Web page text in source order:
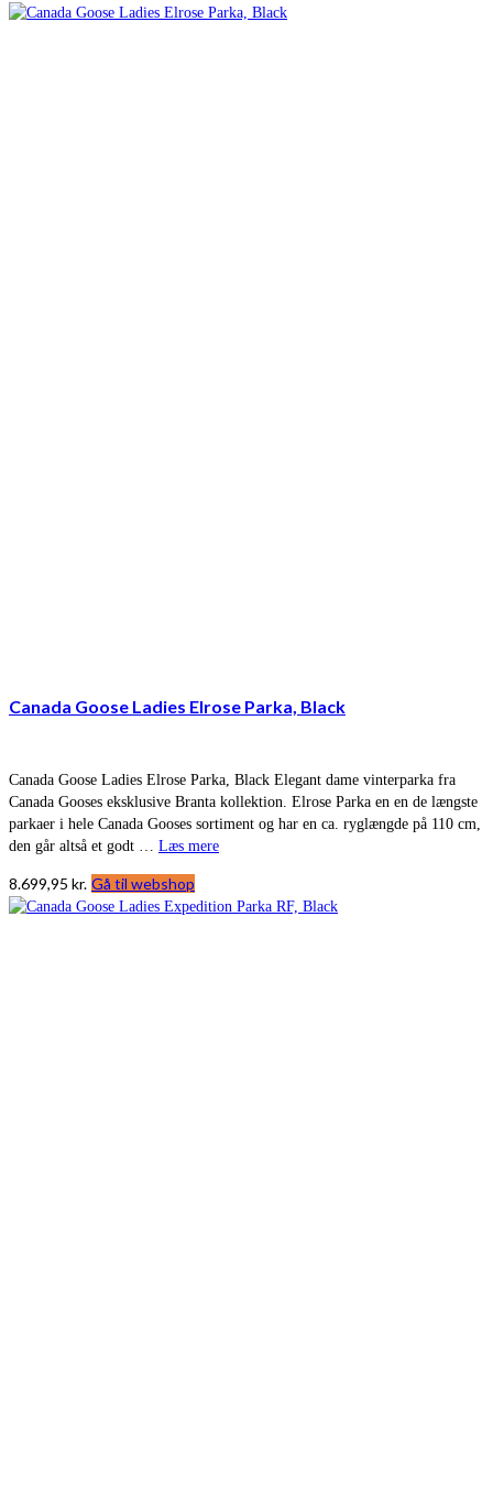
oprindeligeaktuelle
Canada Goose Ladies Elrose Parka, Black
Canada Goose Ladies Elrose Parka, Black Elegant dame vinterparka fra
Canada Gooses eksklusive Branta kollektion. Elrose Parka en en de længste
parkaer i hele Canada Gooses sortiment og har en ca. ryglængde på 110 cm,
den går altså et godt … Læs mere
8.699,95 kr. Gå til webshop